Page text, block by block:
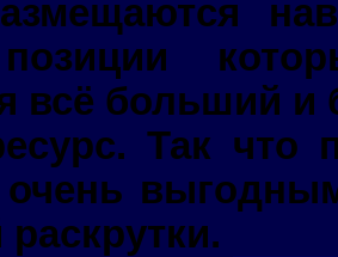
всё больший
Так что
очень
раскрутки.